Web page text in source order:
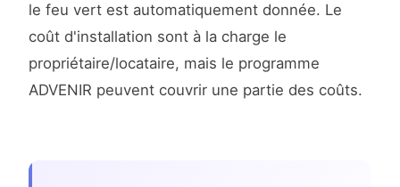
le feu vert est automatiquement donnée. Le
coût d'installation sont à la charge le
propriétaire/locataire, mais le programme
ADVENIR peuvent couvrir une partie des coûts.